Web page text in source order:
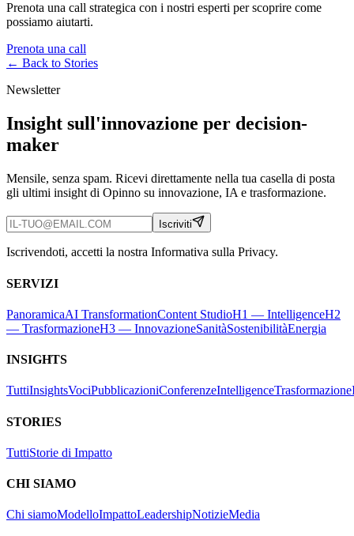
Prenota una call strategica con i nostri esperti per scoprire come
possiamo aiutarti.
Prenota una call
← Back to Stories
Newsletter
Insight sull'innovazione per decision-
maker
Mensile, senza spam. Ricevi direttamente nella tua casella di posta
gli ultimi insight di Opinno su innovazione, IA e trasformazione.
Iscriviti
Iscrivendoti, accetti la nostra Informativa sulla Privacy.
SERVIZI
PanoramicaAI TransformationContent StudioH1 — IntelligenceH2
— TrasformazioneH3 — InnovazioneSanitàSostenibilitàEnergia
INSIGHTS
TuttiInsightsVociPubblicazioniConferenzeIntelligenceTrasformazione
STORIES
TuttiStorie di Impatto
CHI SIAMO
Chi siamoModelloImpattoLeadershipNotizieMedia